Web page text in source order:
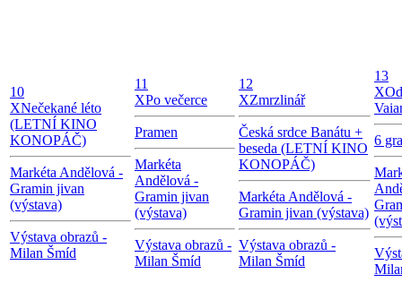
10
XNečekané léto
(LETNÍ KINO
KONOPÁČ)
Markéta Andělová -
Gramin jivan
(výstava)
Výstava obrazů -
Milan Šmíd
11
XPo večerce
Pramen
Markéta
Andělová -
Gramin jivan
(výstava)
Výstava obrazů -
Milan Šmíd
12
XZmrzlinář
Česká srdce Banátu +
beseda (LETNÍ KINO
KONOPÁČ)
Markéta Andělová -
Gramin jivan (výstava)
Výstava obrazů -
Milan Šmíd
13
X
6